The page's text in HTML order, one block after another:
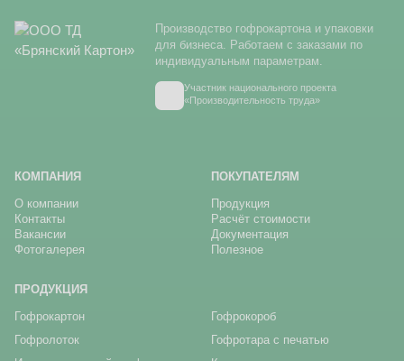
Производство гофрокартона и упаковки
для бизнеса. Работаем с заказами по
индивидуальным параметрам.
Участник национального проекта
«Производительность труда»
КОМПАНИЯ
О компании
Контакты
Вакансии
Фотогалерея
ПОКУПАТЕЛЯМ
Продукция
Расчёт стоимости
Документация
Полезное
ПРОДУКЦИЯ
Гофрокартон
Гофрокороб
Гофролоток
Гофротара с печатью